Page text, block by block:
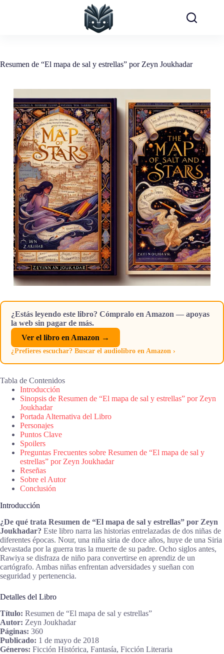
Resumen de “El mapa de sal y estrellas” por Zeyn Joukhadar
¿Estás leyendo este libro? Cómpralo en Amazon — apoyas
la web sin pagar de más.
Ver el libro en Amazon →
¿Prefieres escuchar? Buscar el audiolibro en Amazon ›
Tabla de Contenidos
Introducción
Sinopsis de Resumen de “El mapa de sal y estrellas” por Zeyn
Joukhadar
Portada Alternativa del Libro
Personajes
Puntos Clave
Spoilers
Preguntas Frecuentes sobre Resumen de “El mapa de sal y
estrellas” por Zeyn Joukhadar
Reseñas
Sobre el Autor
Conclusión
Introducción
¿De qué trata Resumen de “El mapa de sal y estrellas” por Zeyn
Joukhadar? Este libro narra las historias entrelazadas de dos niñas de
diferentes épocas. Nour, una niña siria de doce años, huye de una Siria
devastada por la guerra tras la muerte de su padre. Ocho siglos antes,
Rawiya se disfraza de niño para convertirse en aprendiz de un
cartógrafo. Ambas niñas enfrentan adversidades y sueñan con
seguridad y pertenencia.
Detalles del Libro
Título: Resumen de “El mapa de sal y estrellas”
Autor: Zeyn Joukhadar
Páginas: 360
Publicado: 1 de mayo de 2018
Géneros: Ficción Histórica, Fantasía, Ficción Literaria